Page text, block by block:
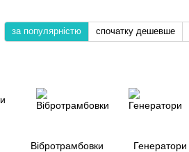
за популярністю спочатку дешевше
Вібротрамбовки Генератори